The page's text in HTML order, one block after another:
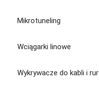
Mikrotuneling
Wciągarki linowe
Wykrywacze do kabli i rur